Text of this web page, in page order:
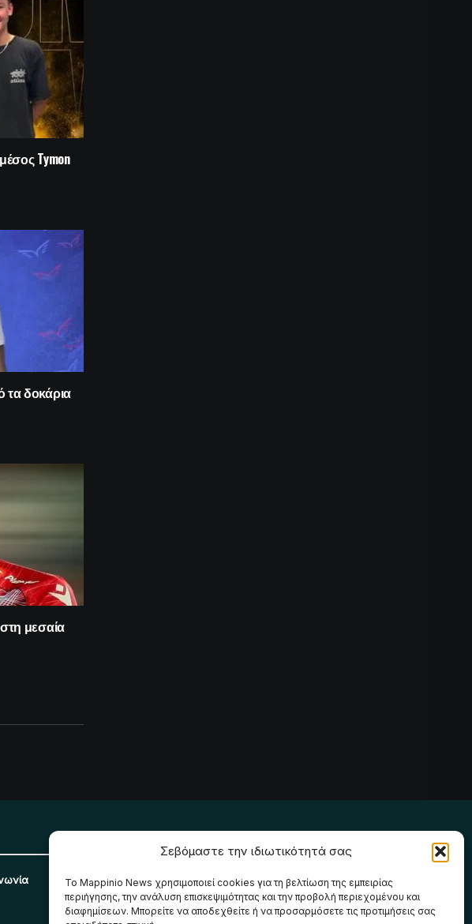
Σεβόμαστε την ιδιωτικότητά σας
Το Mappinio News χρησιμοποιεί cookies για τη βελτίωση της εμπειρίας
περιήγησης, την ανάλυση επισκεψιμότητας και την προβολή περιεχομένου και
διαφημίσεων. Μπορείτε να αποδεχθείτε ή να προσαρμόσετε τις προτιμήσεις σας
Tymon
δοκάρια
μεσαία